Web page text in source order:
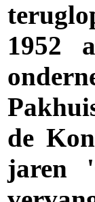
1952
de
jaren